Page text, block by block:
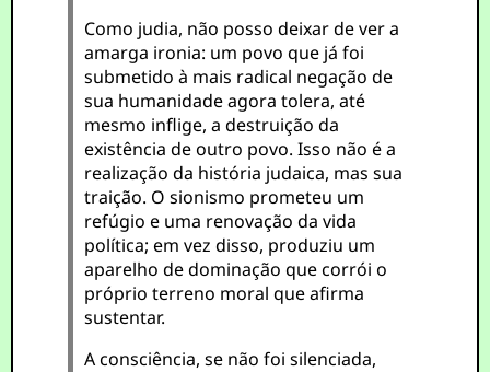
Como judia, não posso deixar de ver a
amarga ironia: um povo que já foi
submetido à mais radical negação de
sua humanidade agora tolera, até
mesmo inflige, a destruição da
existência de outro povo. Isso não é a
realização da história judaica, mas sua
traição. O sionismo prometeu um
refúgio e uma renovação da vida
política; em vez disso, produziu um
aparelho de dominação que corrói o
próprio terreno moral que afirma
sustentar.
A consciência, se não foi silenciada,